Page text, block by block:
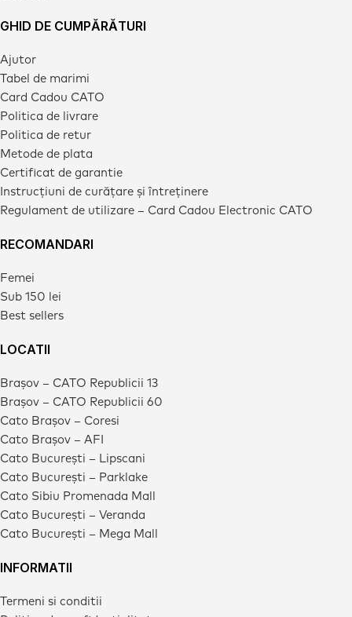
GHID DE CUMPĂRĂTURI
Ajutor
Tabel de marimi
Card Cadou CATO
Politica de livrare
Politica de retur
Metode de plata
Certificat de garantie
Instrucțiuni de curățare și întreținere
Regulament de utilizare – Card Cadou Electronic CATO
RECOMANDARI
Femei
Sub 150 lei
Best sellers
LOCATII
Brașov – CATO Republicii 13
Brașov – CATO Republicii 60
Cato Brașov – Coresi
Cato Brașov – AFI
Cato București – Lipscani
Cato București – Parklake
Cato Sibiu Promenada Mall
Cato București – Veranda
Cato București – Mega Mall
INFORMATII
Termeni si conditii